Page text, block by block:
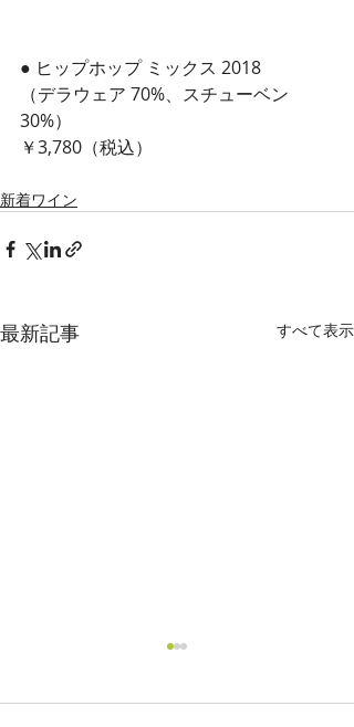
● ヒップホップ ミックス 2018
（デラウェア 70%、スチューベン
30%）
￥3,780（税込）
新着ワイン
最新記事 すべて表示